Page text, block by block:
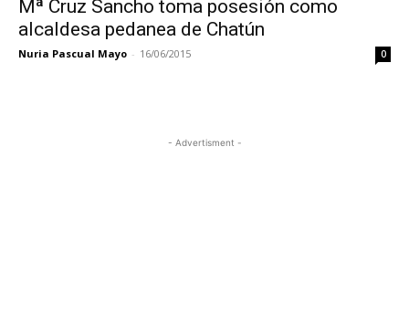
Mª Cruz Sancho toma posesión como
alcaldesa pedanea de Chatún
Nuria Pascual Mayo - 16/06/2015 0
- Advertisment -